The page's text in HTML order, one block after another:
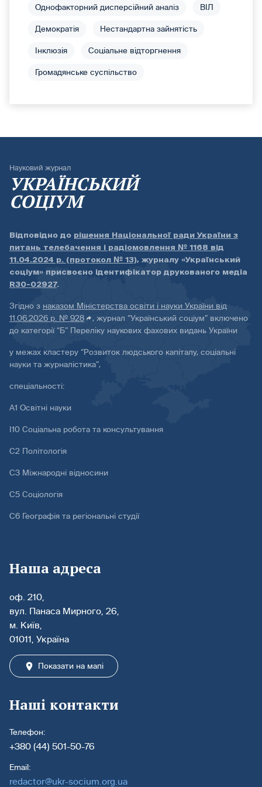
Однофакторний дисперсійний аналіз ВІЛ
Демократія Нестандартна зайнятість
Інклюзія Соціальне відторгнення
Громадянське суспільство
Науковий журнал
УКРАЇНСЬКИЙ
СОЦІУМ
Відповідно до рішення Національної ради України з
питань телебачення і радіомовлення № 1168 від
11.04.2024 р. (протокол № 13), журналу «Український
соціум» присвоєно ідентифікатор друкованого медіа
R30-02927.
Згідно з наказом Міністерства освіти і науки України від
11.06.2026 р. № 928
, журнал “Український соціум” включено
до категорії “Б” Переліку наукових фахових видань України
у межах кластеру “Розвиток людського капіталу, соціальні
науки та журналістика”,
спеціальності:
А1 Освітні науки
І10 Соціальна робота та консультування
С2 Політологія
С3 Міжнародні відносини
С5 Соціологія
С6 Географія та регіональні студії
Наша адреса
оф. 210,
вул. Панаса Мирного, 26,
м. Київ,
01011, Україна
Показати на мапі
Наші контакти
Телефон:
+380 (44) 501-50-76
Email:
redactor@ukr-socium.org.ua